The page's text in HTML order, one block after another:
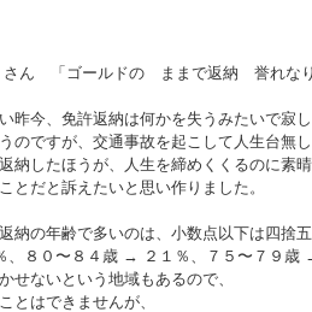
さん 「ゴールドの ままで返納 誉れな
昨今、免許返納は何かを失うみたいで寂
のですが、交通事故を起こして人生台無
納したほうが、人生を締めくくるのに素
とだと訴えたいと思い作りました。
納の年齢で多いのは、小数点以下は四捨
、８０〜８４歳 → ２１％、７５〜７９歳
せないという地域もあるので、
とはできませんが、